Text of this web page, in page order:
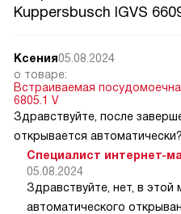
Kuppersbusch IGVS
Ксения05.08.2024
о товаре:
Встраиваемая
6805.1 V
Здравствуйте, после
открывается автоматически?
Специалист интернет-
05.08.2024
Здравствуйте, нет, в этой
автоматического